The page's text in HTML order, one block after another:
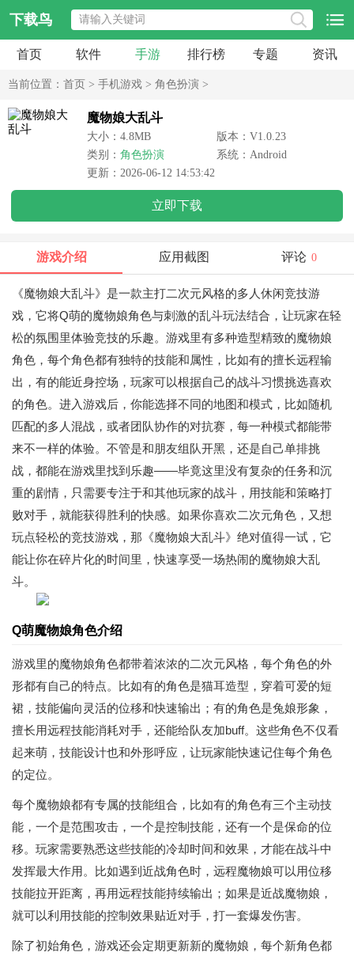
下载鸟
首页 软件 手游 排行榜 专题 资讯
当前位置： 首页 > 手机游戏 > 角色扮演 >
魔物娘大乱斗
大小：4.8MB
版本：V1.0.23
类别： 角色扮演
系统：Android
更新：2026-06-12 14:53:42
立即下载
游戏介绍 应用截图 评论 0
《魔物娘大乱斗》是一款主打二次元风格的多人休闲竞技游
戏，它将Q萌的魔物娘角色与刺激的乱斗玩法结合，让玩家在轻
松的氛围里体验竞技的乐趣。游戏里有多种造型精致的魔物娘
角色，每个角色都有独特的技能和属性，比如有的擅长远程输
出，有的能近身控场，玩家可以根据自己的战斗习惯挑选喜欢
的角色。进入游戏后，你能选择不同的地图和模式，比如随机
匹配的多人混战，或者团队协作的对抗赛，每一种模式都能带
来不一样的体验。不管是和朋友组队开黑，还是自己单排挑
战，都能在游戏里找到乐趣——毕竟这里没有复杂的任务和沉
重的剧情，只需要专注于和其他玩家的战斗，用技能和策略打
败对手，就能获得胜利的快感。如果你喜欢二次元角色，又想
玩点轻松的竞技游戏，那《魔物娘大乱斗》绝对值得一试，它
能让你在碎片化的时间里，快速享受一场热闹的魔物娘大乱
斗。
Q萌魔物娘角色介绍
游戏里的魔物娘角色都带着浓浓的二次元风格，每个角色的外
形都有自己的特点。比如有的角色是猫耳造型，穿着可爱的短
裙，技能偏向灵活的位移和快速输出；有的角色是兔娘形象，
擅长用远程技能消耗对手，还能给队友加buff。这些角色不仅看
起来萌，技能设计也和外形呼应，让玩家能快速记住每个角色
的定位。
每个魔物娘都有专属的技能组合，比如有的角色有三个主动技
能，一个是范围攻击，一个是控制技能，还有一个是保命的位
移。玩家需要熟悉这些技能的冷却时间和效果，才能在战斗中
发挥最大作用。比如遇到近战角色时，远程魔物娘可以用位移
技能拉开距离，再用远程技能持续输出；如果是近战魔物娘，
就可以利用技能的控制效果贴近对手，打一套爆发伤害。
除了初始角色，游戏还会定期更新新的魔物娘，每个新角色都